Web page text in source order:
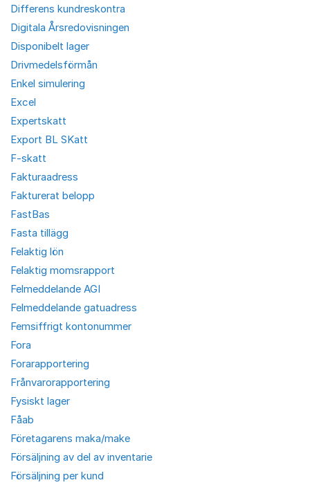
Differens kundreskontra
Digitala Årsredovisningen
Disponibelt lager
Drivmedelsförmån
Enkel simulering
Excel
Expertskatt
Export BL SKatt
F-skatt
Fakturaadress
Fakturerat belopp
FastBas
Fasta tillägg
Felaktig lön
Felaktig momsrapport
Felmeddelande AGI
Felmeddelande gatuadress
Femsiffrigt kontonummer
Fora
Forarapportering
Frånvarorapportering
Fysiskt lager
Fåab
Företagarens maka/make
Försäljning av del av inventarie
Försäljning per kund